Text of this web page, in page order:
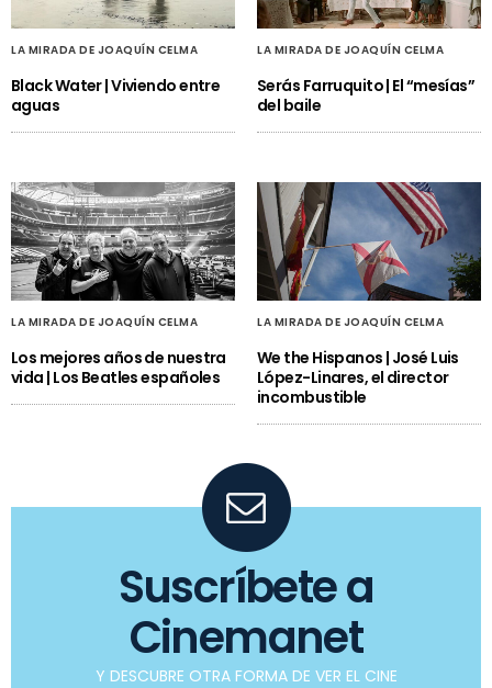
LA MIRADA DE JOAQUÍN CELMA
Black Water | Viviendo entre
aguas
LA MIRADA DE JOAQUÍN CELMA
Serás Farruquito | El “mesías”
del baile
LA MIRADA DE JOAQUÍN CELMA
Los mejores años de nuestra
vida | Los Beatles españoles
LA MIRADA DE JOAQUÍN CELMA
We the Hispanos | José Luis
López-Linares, el director
incombustible
Suscríbete a
Cinemanet
Y DESCUBRE OTRA FORMA DE VER EL CINE